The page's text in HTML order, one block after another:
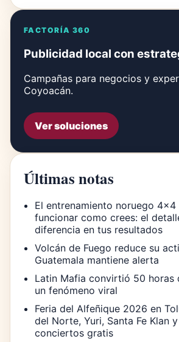
FACTORÍA 360
Publicidad local con
Campañas para negocios y
Coyoacán.
Ver soluciones
Últimas notas
El entrenamiento noruego
funcionar como crees: el
diferencia en tus resultados
Volcán de Fuego reduce su
Guatemala mantiene alerta
Latin Mafia convirtió 50 horas
un fenómeno viral
Feria del Alfeñique 2026 en
del Norte, Yuri, Santa Fe Klan
conciertos gratis